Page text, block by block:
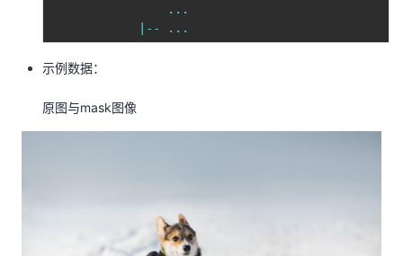
...
-- ...
示例数据：
原图与mask图像